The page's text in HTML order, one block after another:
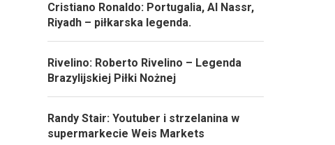
Cristiano Ronaldo: Portugalia, Al Nassr,
Riyadh – piłkarska legenda.
Rivelino: Roberto Rivelino – Legenda
Brazylijskiej Piłki Nożnej
Randy Stair: Youtuber i strzelanina w
supermarkecie Weis Markets